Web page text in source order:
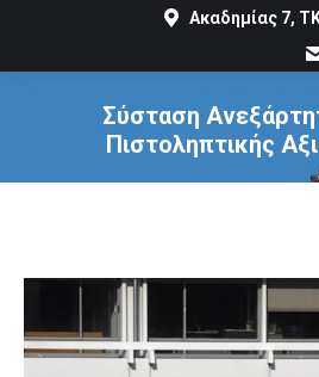
Ακαδημίας 7,
Σύσταση
Πιστοληπτικής
You